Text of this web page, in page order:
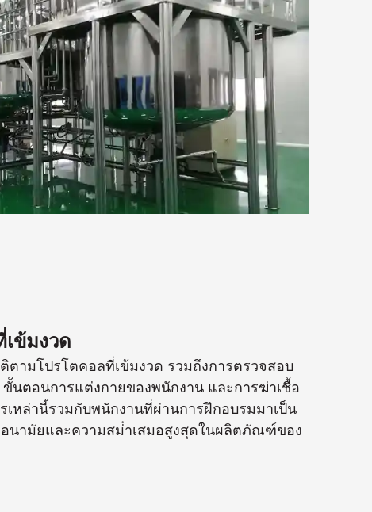
ข้มงวด
ตามโปรโตคอลที่เข้มงวด รวมถึงการตรวจสอบ
นตอนการแต่งกายของพนักงาน และการฆ่าเชื้อ
หล่านี้รวมกับพนักงานที่ผ่านการฝึกอบรมมาเป็น
อนามัยและความสม่ําเสมอสูงสุดในผลิตภัณฑ์ของ